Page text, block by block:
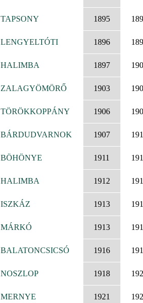
TAPSONY 1895
LENGYELTÓTI 1896
HALIMBA 1897
ZALAGYÖMÖRŐ 1903
TÖRÖKKOPPÁNY 1906
BÁRDUDVARNOK 1907
BÖHÖNYE 1911
HALIMBA 1912
ISZKÁZ 1913
MÁRKÓ 1913
BALATONCSICSÓ 1916
NOSZLOP 1918
MERNYE 1921